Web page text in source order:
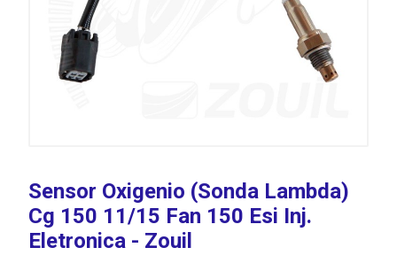
Sensor Oxigenio (Sonda Lambda)
Cg 150 11/15 Fan 150 Esi Inj.
Eletronica - Zouil